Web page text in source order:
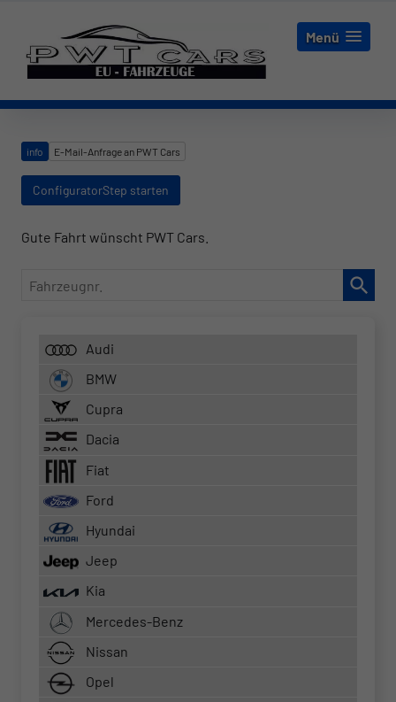
Menü
info E-Mail-Anfrage an PWT Cars
ConfiguratorStep starten
Gute Fahrt wünscht PWT Cars.
Fahrzeugnr.
Audi
BMW
Cupra
Dacia
Fiat
Ford
Hyundai
Jeep
Kia
Mercedes-Benz
Nissan
Opel